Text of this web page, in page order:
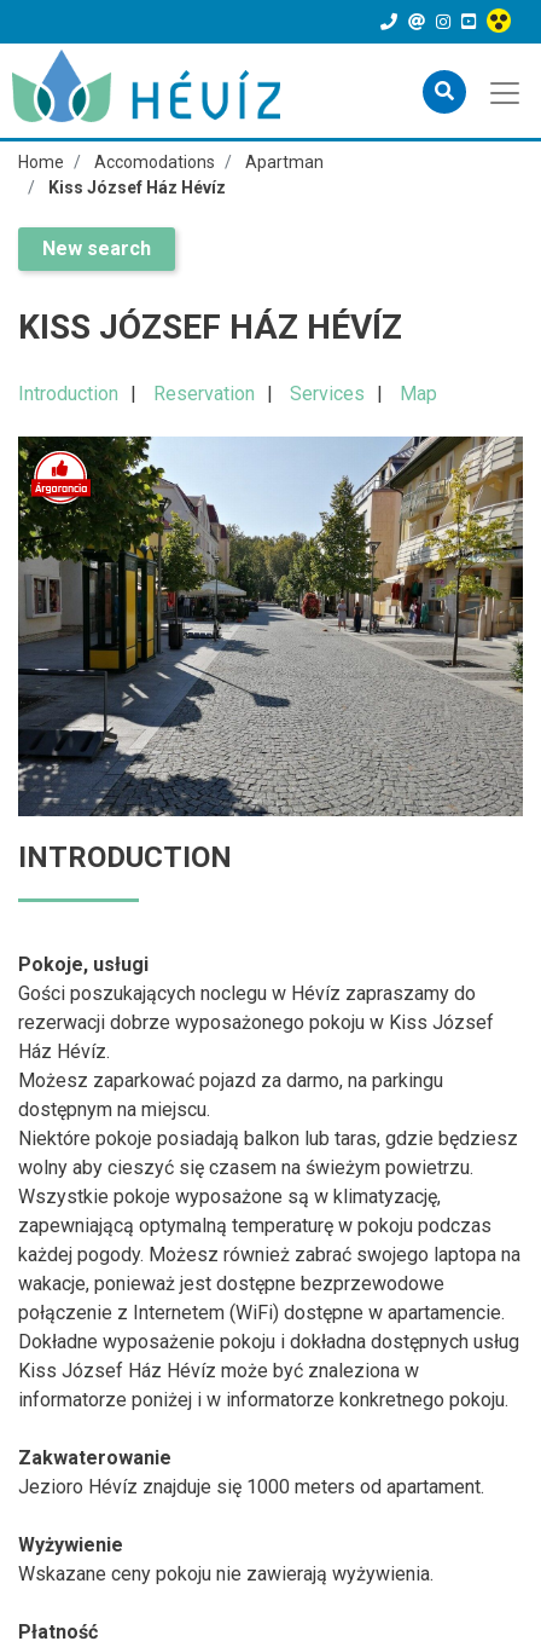
Home Accomodations
Apartman
Kiss József Ház Hévíz
New search
KISS JÓZSEF HÁZ HÉVÍZ
Introduction Reservation Services Map
INTRODUCTION
Pokoje, usługi
Gości poszukających noclegu w Hévíz zapraszamy do
rezerwacji dobrze wyposażonego pokoju w Kiss József
Ház Hévíz.
Możesz zaparkować pojazd za darmo, na parkingu
dostępnym na miejscu.
Niektóre pokoje posiadają balkon lub taras, gdzie będziesz
wolny aby cieszyć się czasem na świeżym powietrzu.
Wszystkie pokoje wyposażone są w klimatyzację,
zapewniającą optymalną temperaturę w pokoju podczas
każdej pogody. Możesz również zabrać swojego laptopa na
wakacje, ponieważ jest dostępne bezprzewodowe
połączenie z Internetem (WiFi) dostępne w apartamencie.
Dokładne wyposażenie pokoju i dokładna dostępnych usług
Kiss József Ház Hévíz może być znaleziona w
informatorze poniżej i w informatorze konkretnego pokoju.
Zakwaterowanie
Jezioro Hévíz znajduje się 1000 meters od apartament.
Wyżywienie
Wskazane ceny pokoju nie zawierają wyżywienia.
Płatność